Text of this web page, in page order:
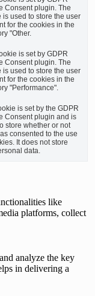
Consent plugin. The
is used to store the user
for the cookies in the
"Other.
is set by GDPR
Consent plugin. The
is used to store the user
for the cookies in the
"Performance".
is set by the GDPR
Consent plugin and is
store whether or not
consented to the use
It does not store
data.
like
platforms, collect
analyze the key
in delivering a